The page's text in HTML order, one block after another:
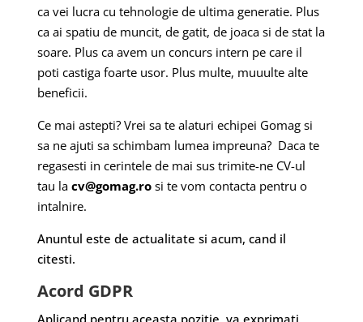
ca vei lucra cu tehnologie de ultima generatie. Plus
ca ai spatiu de muncit, de gatit, de joaca si de stat la
soare. Plus ca avem un concurs intern pe care il
poti castiga foarte usor. Plus multe, muuulte alte
beneficii.
Ce mai astepti? Vrei sa te alaturi echipei Gomag si
sa ne ajuti sa schimbam lumea impreuna? Daca te
regasesti in cerintele de mai sus trimite-ne CV-ul
tau la cv@gomag.rosi te vom contacta pentru o
intalnire.
Anuntul este de actualitate si acum, cand il
citesti.
Acord GDPR
Aplicand pentru aceasta pozitie, va exprimati